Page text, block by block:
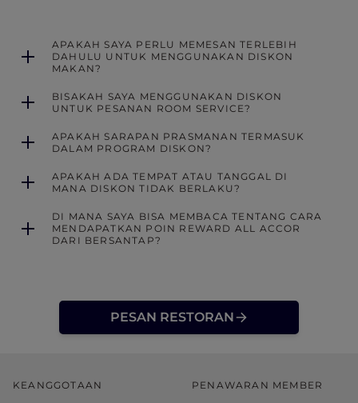
APAKAH SAYA PERLU MEMESAN TERLEBIH
DAHULU UNTUK MENGGUNAKAN DISKON
MAKAN?
BISAKAH SAYA MENGGUNAKAN DISKON
UNTUK PESANAN ROOM SERVICE?
APAKAH SARAPAN PRASMANAN TERMASUK
DALAM PROGRAM DISKON?
APAKAH ADA TEMPAT ATAU TANGGAL DI
MANA DISKON TIDAK BERLAKU?
DI MANA SAYA BISA MEMBACA TENTANG CARA
MENDAPATKAN POIN REWARD ALL ACCOR
DARI BERSANTAP?
PESAN RESTORAN
KEANGGOTAAN PENAWARAN MEMBER